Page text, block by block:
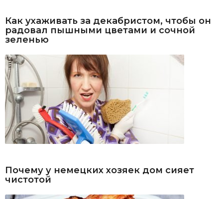
Как ухаживать за декабристом, чтобы он
радовал пышными цветами и сочной
зеленью
Почему у немецких хозяек дом сияет
чистотой